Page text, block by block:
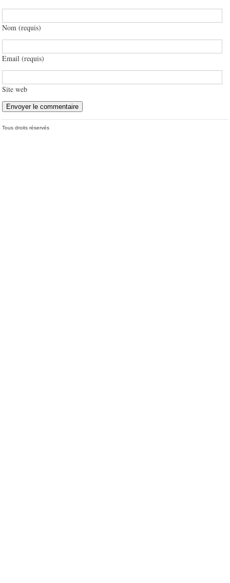
Nom (requis)
Email (requis)
Site web
Tous droits réservés